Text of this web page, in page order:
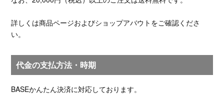
詳しくは商品ページおよびショップアバウトをご確認くださ
い。
代金の支払方法・時期
BASEかんたん決済に対応しております。